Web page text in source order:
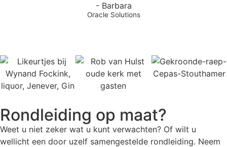
- Barbara
Oracle Solutions
Rondleiding op maat?
Weet u niet zeker wat u kunt verwachten? Of wilt u
wellicht een door uzelf samengestelde rondleiding. Neem